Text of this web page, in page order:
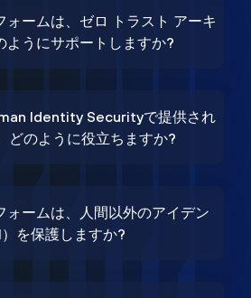
ォームは、ゼロ トラスト アーキ
ようにサポートしますか?
Identity Securityで提供され
どのように役立ちますか?
ォームは、人間以外のアイデン
を保護しますか?